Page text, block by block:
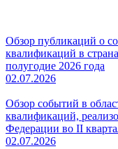
Обзор публикаций о
квалификаций в
полугодие 2026 года
02.07.2026
Обзор событий в
квалификаций,
Федерации во II
02.07.2026